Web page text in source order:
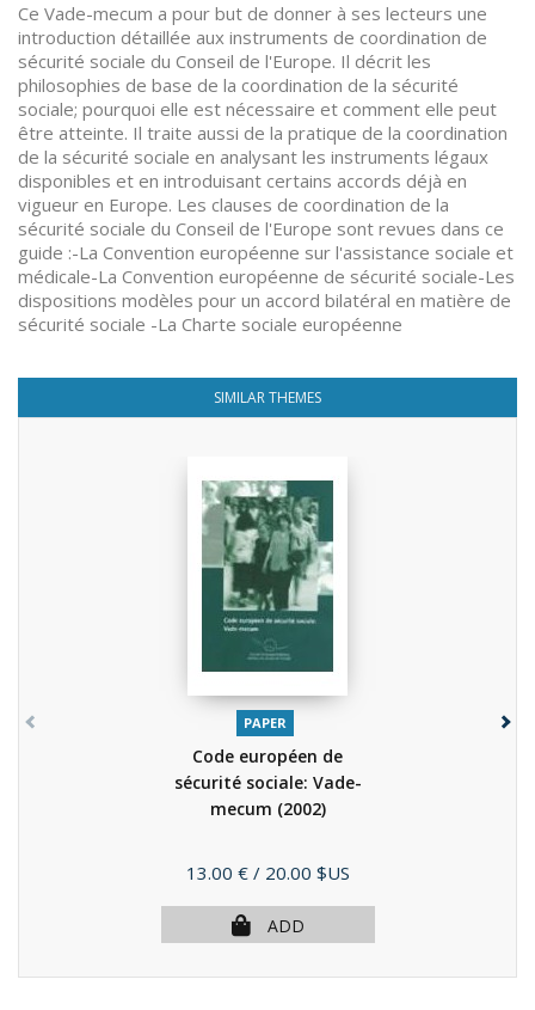
Ce Vade-mecum a pour but de donner à ses lecteurs une
introduction détaillée aux instruments de coordination de
sécurité sociale du Conseil de l'Europe. Il décrit les
philosophies de base de la coordination de la sécurité
sociale; pourquoi elle est nécessaire et comment elle peut
être atteinte. Il traite aussi de la pratique de la coordination
de la sécurité sociale en analysant les instruments légaux
disponibles et en introduisant certains accords déjà en
vigueur en Europe. Les clauses de coordination de la
sécurité sociale du Conseil de l'Europe sont revues dans ce
guide :-La Convention européenne sur l'assistance sociale et
médicale-La Convention européenne de sécurité sociale-Les
dispositions modèles pour un accord bilatéral en matière de
sécurité sociale -La Charte sociale européenne
SIMILAR THEMES
PAPER
Code européen de
sécurité sociale: Vade-
mecum (2002)
Price
13.00 € / 20.00 $US
ADD